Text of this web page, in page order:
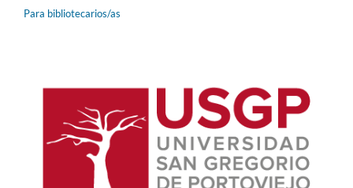
Para bibliotecarios/as